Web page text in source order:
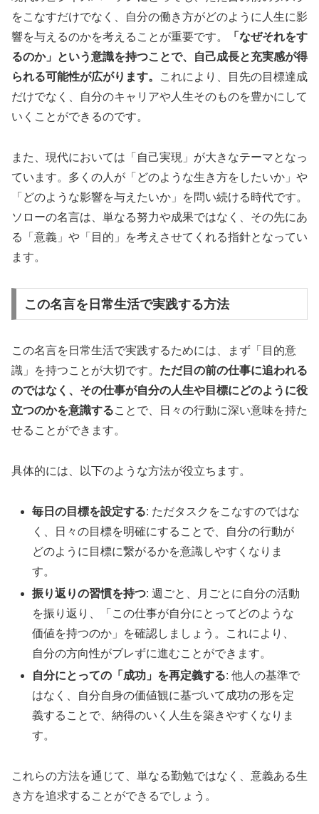
をこなすだけでなく、自分の働き方がどのように人生に影
響を与えるのかを考えることが重要です。
「なぜそれをす
るのか」という意識を持つことで、自己成長と充実感が得
られる可能性が広がります。
これにより、目先の目標達成
だけでなく、自分のキャリアや人生そのものを豊かにして
いくことができるのです。
また、現代においては「自己実現」が大きなテーマとなっ
ています。多くの人が「どのような生き方をしたいか」や
「どのような影響を与えたいか」を問い続ける時代です。
ソローの名言は、単なる努力や成果ではなく、その先にあ
る「意義」や「目的」を考えさせてくれる指針となってい
ます。
この名言を日常生活で実践する方法
この名言を日常生活で実践するためには、まず「目的意
識」を持つことが大切です。 ただ目の前の仕事に追われる
のではなく、その仕事が自分の人生や目標にどのように役
立つのかを意識することで、日々の行動に深い意味を持た
せることができます。
具体的には、以下のような方法が役立ちます。
毎日の目標を設定する: ただタスクをこなすのではな
く、日々の目標を明確にすることで、自分の行動が
どのように目標に繋がるかを意識しやすくなりま
す。
振り返りの習慣を持つ: 週ごと、月ごとに自分の活動
を振り返り、「この仕事が自分にとってどのような
価値を持つのか」を確認しましょう。これにより、
自分の方向性がブレずに進むことができます。
自分にとっての「成功」を再定義する: 他人の基準で
はなく、自分自身の価値観に基づいて成功の形を定
義することで、納得のいく人生を築きやすくなりま
す。
これらの方法を通じて、単なる勤勉ではなく、意義ある生
き方を追求することができるでしょう。